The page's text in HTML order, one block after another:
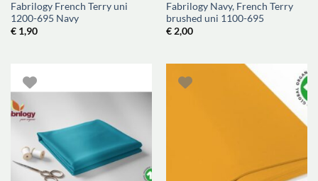
Fabrilogy French Terry uni
1200-695 Navy
€1,90
Fabrilogy Navy, French Terry
brushed uni 1100-695
€2,00